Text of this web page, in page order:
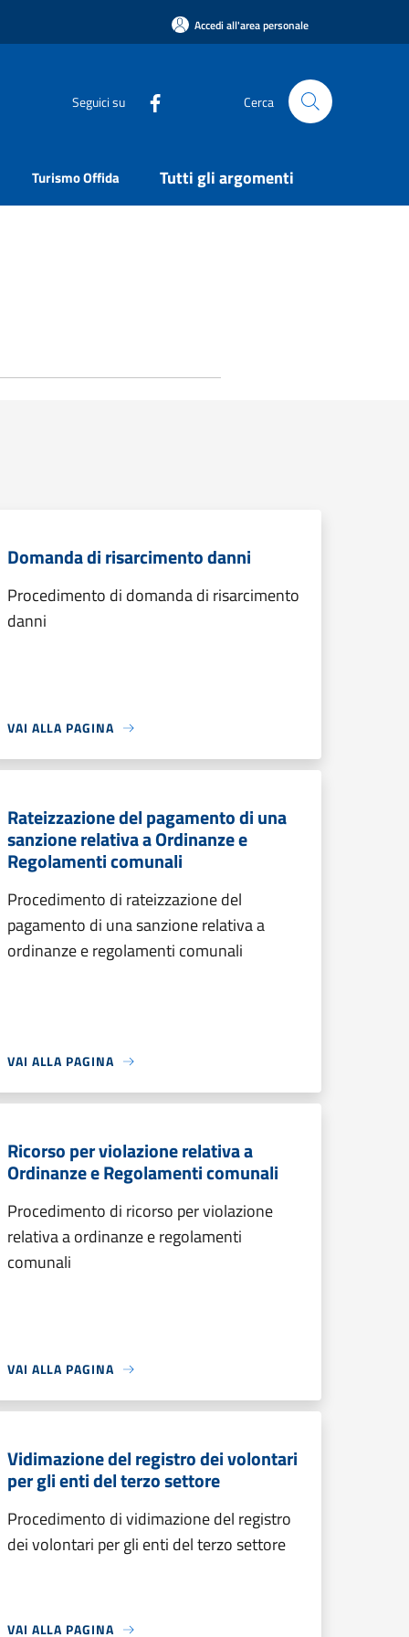
Accedi all'area personale
Seguici su Cerca
Turismo Offida Tutti gli argomenti
Domanda di risarcimento danni
Procedimento di domanda di risarcimento
danni
VAI ALLA PAGINA
Rateizzazione del pagamento di una
sanzione relativa a Ordinanze e
Regolamenti comunali
Procedimento di rateizzazione del
pagamento di una sanzione relativa a
ordinanze e regolamenti comunali
VAI ALLA PAGINA
Ricorso per violazione relativa a
Ordinanze e Regolamenti comunali
Procedimento di ricorso per violazione
relativa a ordinanze e regolamenti
comunali
VAI ALLA PAGINA
Vidimazione del registro dei volontari
per gli enti del terzo settore
Procedimento di vidimazione del registro
dei volontari per gli enti del terzo settore
VAI ALLA PAGINA